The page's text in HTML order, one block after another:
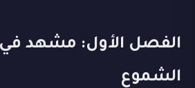
الفصل الأول: مشهد
الشموع